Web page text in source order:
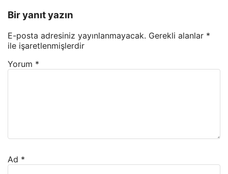
Bir yanıt yazın
E-posta adresiniz yayınlanmayacak. Gerekli alanlar *
ile işaretlenmişlerdir
Yorum *
Ad *